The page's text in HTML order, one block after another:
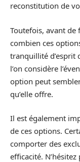
reconstitution de
Toutefois, avant
combien ces
tranquillité d’esprit
l’on considère
option peut
qu’elle offre.
Il est également
de ces options.
comporter des
efficacité.